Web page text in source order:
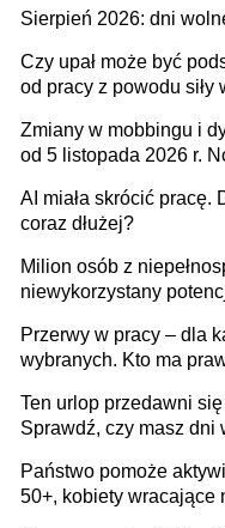
zespołu
Sierpień 2026: dni
Czy upał może być
od pracy z powodu siły
Zmiany w mobbingu i
od 5 listopada 2026 r.
Ustaw
AI miała skrócić pracę.
coraz dłużej?
Milion osób z
niewykorzystany
dofinansowań czy
stronie systemu i
pracodawców [WYWIAD]
Przerwy w pracy – dla
wybranych. Kto ma
Ten urlop przedawni
Sprawdź, czy masz dni
Państwo pomoże
50+, kobiety wracające